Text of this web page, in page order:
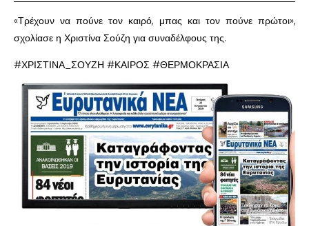
«Τρέχουν να πούνε τον καιρό, μπας και τον πούνε πρώτοι»,
σχολίασε η Χριστίνα Σούζη για συναδέλφους της.
#ΧΡΙΣΤΙΝΑ_ΣΟΥΖΗ #ΚΑΙΡΟΣ #ΘΕΡΜΟΚΡΑΣΙΑ